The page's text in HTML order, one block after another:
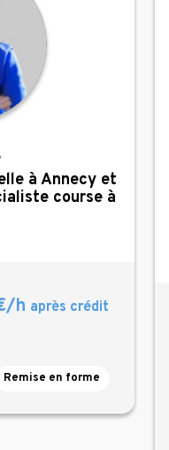
à Annecy et
course à
h après crédit
Remise en forme